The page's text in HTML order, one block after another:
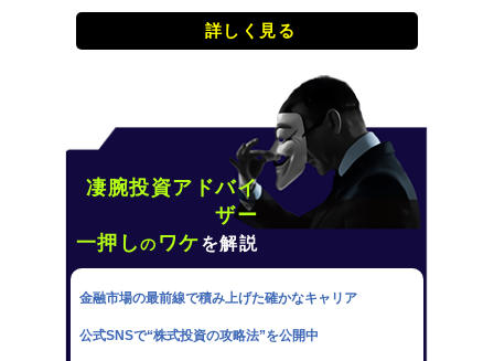
詳しく見る
凄腕投資アドバイ
ザー
一押しの ワケを解説
金融市場の最前線で積み上げた確かなキャリア
公式SNSで“株式投資の攻略法”を公開中